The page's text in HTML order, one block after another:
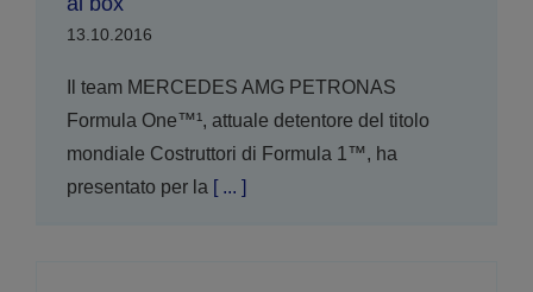
13.10.2016
Il team MERCEDES AMG PETRONAS
Formula One™¹, attuale detentore del titolo
mondiale Costruttori di Formula 1™, ha
presentato per la[ ... ]